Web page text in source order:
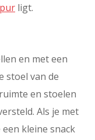
ligt.
en met een
stoel van de
en stoelen
Als je met
kleine snack